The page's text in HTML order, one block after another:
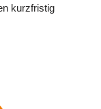
kurzfristig